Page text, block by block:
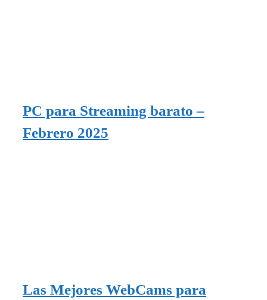
PC para Streaming barato –
Febrero 2025
Las Mejores WebCams para